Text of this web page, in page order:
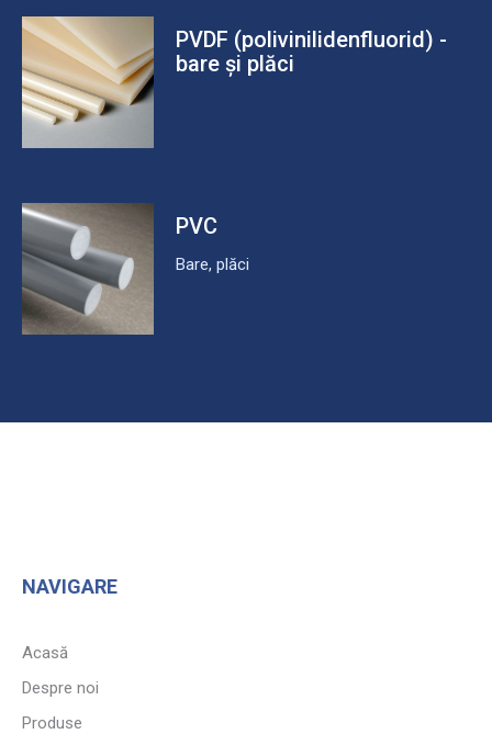
PVDF (polivinilidenfluorid) -
bare și plăci
PVC
Bare, plăci
NAVIGARE
Acasă
Despre noi
Produse